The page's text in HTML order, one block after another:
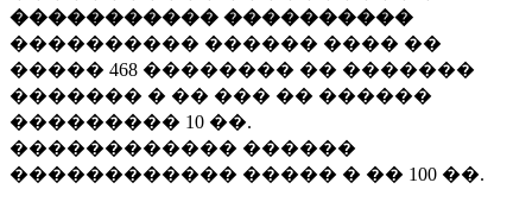
����������� ����������
���������� ������ ���� ��
����� 468 �������� �� �������
������� � �� ��� �� ������
��������� 10 ��.
������������ ������
������������ ����� � �� 100 ��.